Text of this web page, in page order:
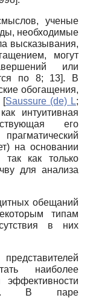
ученые
необходимые
высказывания,
могут
или
по 8; 13]. В
обогащения,
[Saussure (de) L;
интуитивная
его
на основании
так как только
для анализа
обещаний
типам
в них
наиболее
В паре